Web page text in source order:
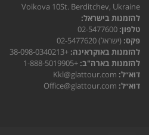
Voikova 10St. Berditchev, Ukraine
להזמנות בישראל:
טלפון:
פקס: (ישראל) 02-5477620
להזמנות באוקראינה: +38-098-0340213
להזמנות בארה"ב: +1-888-5019905
דוא״ל:
דוא״ל: